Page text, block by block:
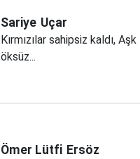
Sariye Uçar
Kırmızılar sahipsiz kaldı, Aşk
öksüz...
Ömer Lütfi Ersöz